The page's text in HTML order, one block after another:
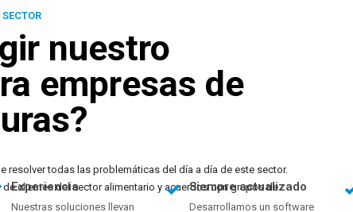
nuestro
empresas de
resolver todas las problemáticas del día a día de este sector.
clientes del sector alimentario y acuerdos con grupos de
Experiencia
Nuestras soluciones llevan
Siempre actualizado
Desarrollamos un software